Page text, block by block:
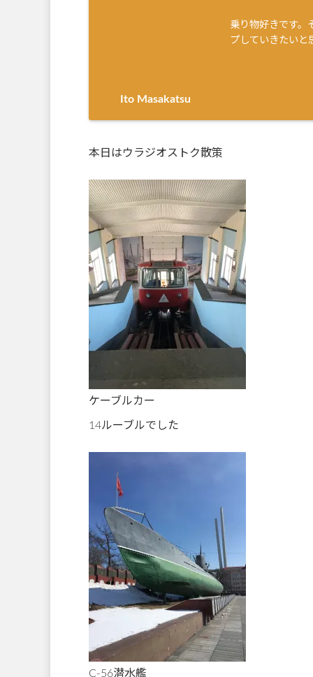
Ito Masakatsu
乗り物好きです。
プしていきたいと
本日はウラジオストク散策
ケーブルカー
14ルーブルでした
C-56潜水艦